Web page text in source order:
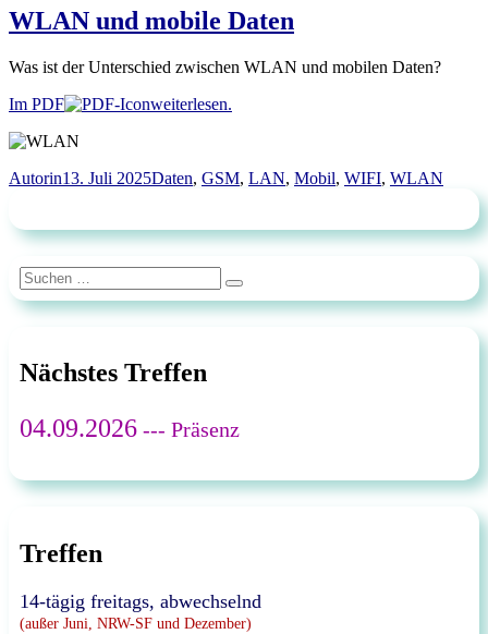
WLAN und mobile Daten
Was ist der Unterschied zwischen WLAN und mobilen Daten?
Im PDF
weiterlesen.
Autor
AutorinVeröffentlicht
13. Juli 2025Schlagwörter
Daten, GSM, LAN, Mobil, WIFI, WLAN
Suchen
nach:
Suchen
Nächstes Treffen
04.09.2026 --- Präsenz
Treffen
14-tägig freitags, abwechselnd
(außer Juni, NRW-SF und Dezember)